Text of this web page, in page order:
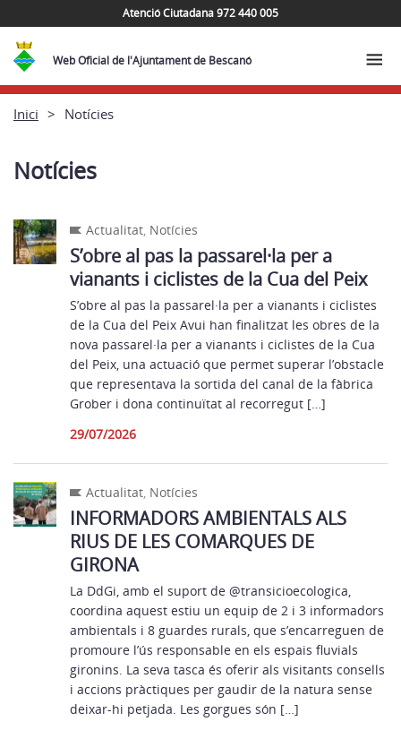
Atenció Ciutadana 972 440 005
Web Oficial de l'Ajuntament de Bescanó
Inici Notícies
Notícies
Actualitat, Notícies
S’obre al pas la passarel·la per a
vianants i ciclistes de la Cua del Peix
S’obre al pas la passarel·la per a vianants i ciclistes
de la Cua del Peix Avui han finalitzat les obres de la
nova passarel·la per a vianants i ciclistes de la Cua
del Peix, una actuació que permet superar l’obstacle
que representava la sortida del canal de la fàbrica
Grober i dona continuïtat al recorregut […]
29/07/2026
Actualitat, Notícies
INFORMADORS AMBIENTALS ALS
RIUS DE LES COMARQUES DE
GIRONA
La DdGi, amb el suport de @transicioecologica,
coordina aquest estiu un equip de 2 i 3 informadors
ambientals i 8 guardes rurals, que s’encarreguen de
promoure l’ús responsable en els espais fluvials
gironins. La seva tasca és oferir als visitants consells
i accions pràctiques per gaudir de la natura sense
deixar-hi petjada. Les gorgues són […]